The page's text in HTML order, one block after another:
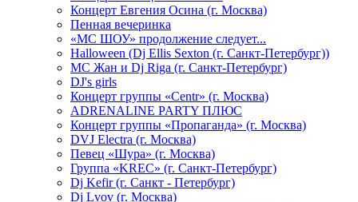
Концерт Евгения Осина (г. Москва)
Пенная вечеринка
«МС ШОУ» продолжение следует...
Halloween (Dj Ellis Sexton (г. Санкт-Петербург))
МС Жан и Dj Riga (г. Санкт-Петербург)
DJ's girls
Концерт группы «Centr» (г. Москва)
ADRENALINE PARTY ПЛЮС
Концерт группы «Пропаганда» (г. Москва)
DVJ Electra (г. Москва)
Певец «Шура» (г. Москва)
Группа «KREC» (г. Санкт-Петербург)
Dj Kefir (г. Санкт - Петербург)
Dj Lvov (г. Москва)